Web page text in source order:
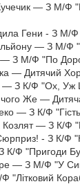
— З М/Ф
Гени - З М/
— З М/Ф
— З М/Ф "По
— Дитячий
— З К/Ф "Ох, Уж
Же —
— З К/Ф
Козлят — З К/Ф
- З К/Ф
К/Ф "Пригоди
— З М/Ф "У
"Літковий